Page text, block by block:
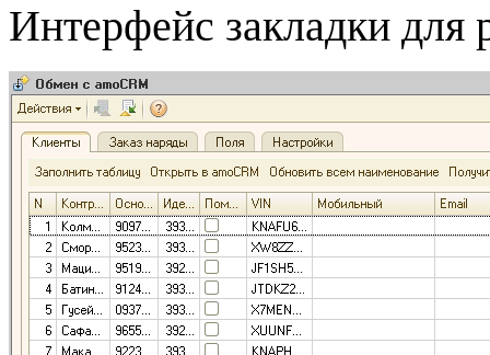
Интерфейс закладки для